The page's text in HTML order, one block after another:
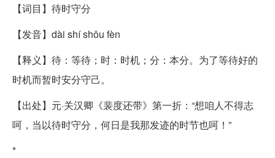
【词目】待时守分
【发音】dài shí shǒu fèn
【释义】待：等待；时：时机；分：本分。为了等待好的
时机而暂时安分守己。
【出处】元·关汉卿《裴度还带》第一折：“想咱人不得志
呵，当以待时守分，何日是我那发迹的时节也呵！”
*